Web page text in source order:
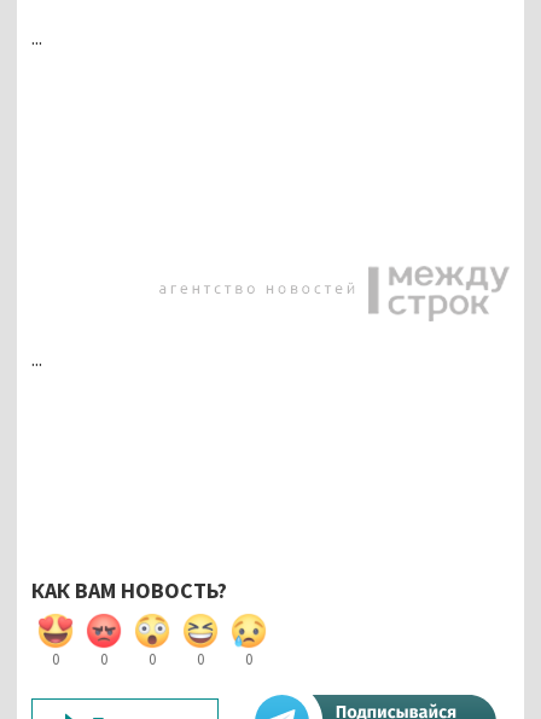
...
...
КАК ВАМ НОВОСТЬ?
0 0 0 0 0